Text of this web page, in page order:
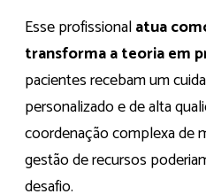
Esse profissionalatua
transforma a teoria em
pacientes recebam um
personalizado e de alta
coordenação complexa de
gestão de recursos
desafio.